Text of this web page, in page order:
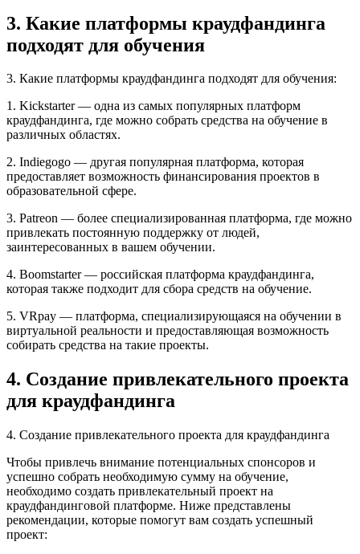
3. Какие платформы краудфандинга
подходят для обучения
3. Какие платформы краудфандинга подходят для обучения:
1. Kickstarter — одна из самых популярных платформ
краудфандинга, где можно собрать средства на обучение в
различных областях.
2. Indiegogo — другая популярная платформа, которая
предоставляет возможность финансирования проектов в
образовательной сфере.
3. Patreon — более специализированная платформа, где можно
привлекать постоянную поддержку от людей,
заинтересованных в вашем обучении.
4. Boomstarter — российская платформа краудфандинга,
которая также подходит для сбора средств на обучение.
5. VRpay — платформа, специализирующаяся на обучении в
виртуальной реальности и предоставляющая возможность
собирать средства на такие проекты.
4. Создание привлекательного проекта
для краудфандинга
4. Создание привлекательного проекта для краудфандинга
Чтобы привлечь внимание потенциальных спонсоров и
успешно собрать необходимую сумму на обучение,
необходимо создать привлекательный проект на
краудфандинговой платформе. Ниже представлены
рекомендации, которые помогут вам создать успешный
проект: